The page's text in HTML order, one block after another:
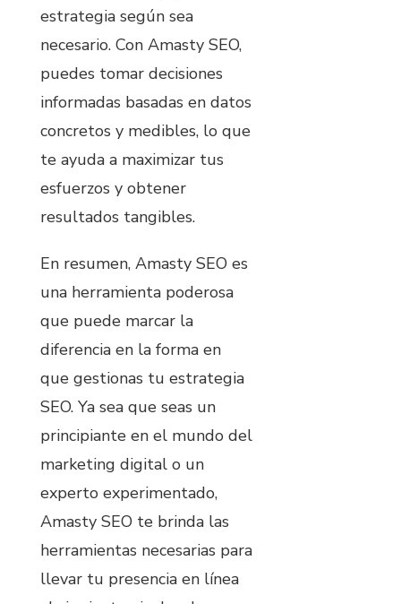
estrategia según sea
necesario. Con Amasty SEO,
puedes tomar decisiones
informadas basadas en datos
concretos y medibles, lo que
te ayuda a maximizar tus
esfuerzos y obtener
resultados tangibles.
En resumen, Amasty SEO es
una herramienta poderosa
que puede marcar la
diferencia en la forma en
que gestionas tu estrategia
SEO. Ya sea que seas un
principiante en el mundo del
marketing digital o un
experto experimentado,
Amasty SEO te brinda las
herramientas necesarias para
llevar tu presencia en línea